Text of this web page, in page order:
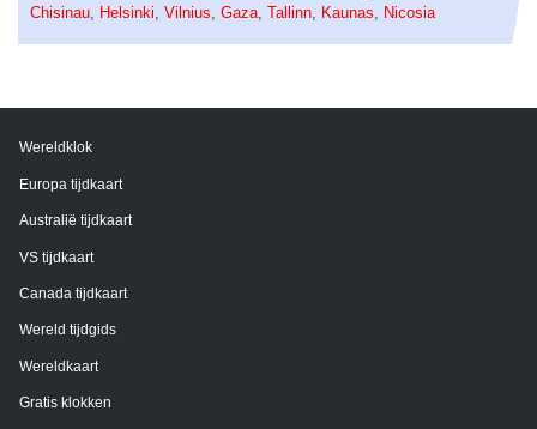
Chisinau
Helsinki Vilnius Gaza Tallinn Kaunas Nicosia
Wereldklok
Europa tijdkaart
Australië tijdkaart
VS tijdkaart
Canada tijdkaart
Wereld tijdgids
Wereldkaart
Gratis klokken